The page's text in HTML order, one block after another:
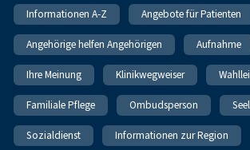
Informationen A-Z Angebote für Patienten
Angehörige helfen Angehörigen Aufnahme
Ihre Meinung Klinikwegweiser
Familiale Pflege Ombudsperson
Sozialdienst Informationen zur Region